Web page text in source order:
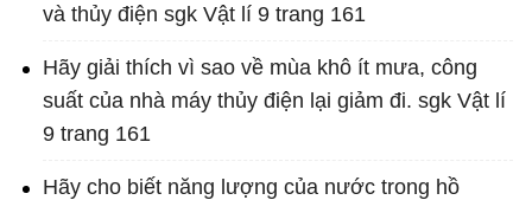
và thủy điện sgk Vật lí 9 trang 161
Hãy giải thích vì sao về mùa khô ít mưa, công
suất của nhà máy thủy điện lại giảm đi. sgk Vật lí
9 trang 161
Hãy cho biết năng lượng của nước trong hồ